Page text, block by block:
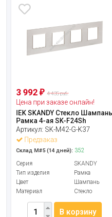
3 992₽ 4 435 руб.
Цена при заказе онлайн!
IEK SKANDY Стекло
Рамка 4-ая SK-F24Sh
Артикул: SK-M42-G-K37
Предзаказ
Склад М#5 (14 дней): 352
Серия
SKANDY
Тип изделия
Рамка
Цвет
Шампань
Материал
Стекло
В корзину